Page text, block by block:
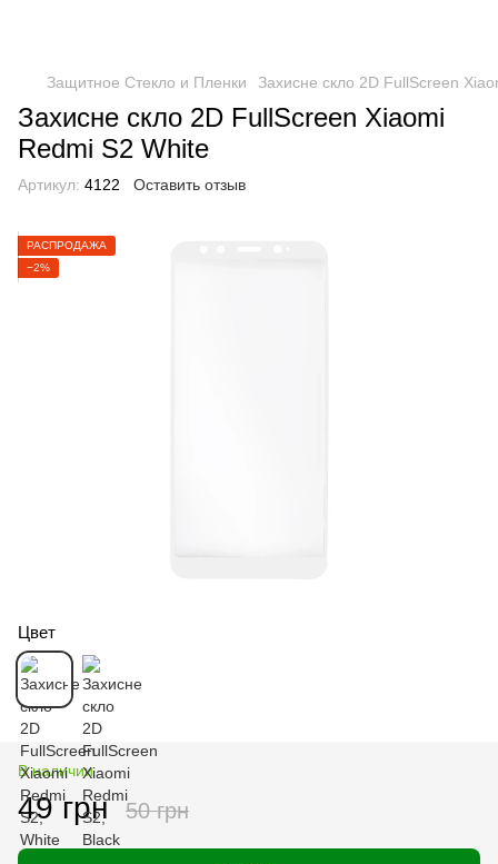
Защитное Стекло и Пленки Захисне скло 2D FullScreen
Захисне скло 2D FullScreen Xiaomi
Redmi S2 White
Артикул: 4122 Оставить отзыв
РАСПРОДАЖА
−2%
Цвет
В наличии
49 грн 50 грн